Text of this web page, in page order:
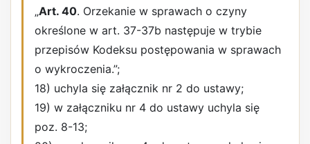
„Art. 40. Orzekanie w sprawach o czyny
określone w art. 37-37b następuje w trybie
przepisów Kodeksu postępowania w sprawach
o wykroczenia.”;
18) uchyla się załącznik nr 2 do ustawy;
19) w załączniku nr 4 do ustawy uchyla się
poz. 8-13;